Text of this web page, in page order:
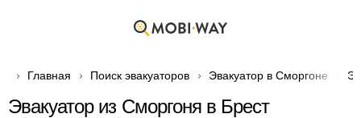
Главная Поиск эвакуаторов Эвакуатор в Сморгоне
Эвакуатор из Сморгоня в Брест